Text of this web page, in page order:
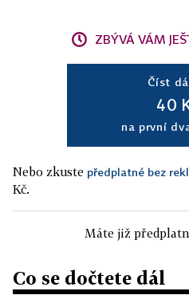
ZBÝVÁ VÁM
Číst
40
na první
Nebo zkuste předplatné bez
Kč.
Máte již
Co se dočtete dál